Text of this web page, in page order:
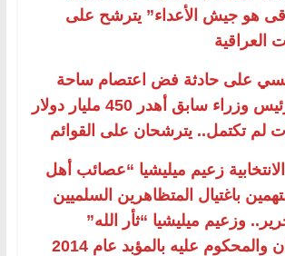
هو جيش الأعداء” يترشح على
العراقية
على حادثة فض اعتصام ساحة
الصدريين.. ورئيس وزراء سابق أهدر 450 مليار دولار
تكتمل.. يترشحان على القوائم
زعيم ميليشيا “عصائب أهل
باغتيال المتظاهرين السلميين
وزعيم ميليشيا “ثأر الله”
والمحكوم عليه بالمؤبد عام 2014